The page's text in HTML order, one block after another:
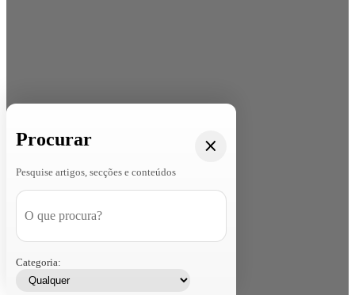
Procurar
Pesquise artigos, secções e conteúdos
Categoria: